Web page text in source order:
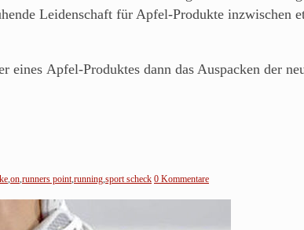
Leidenschaft für Apfel-Produkte inzwischen
Apfel-Produktes dann das Auspacken der
,on,runners point,running,sport scheck 0 Kommentare